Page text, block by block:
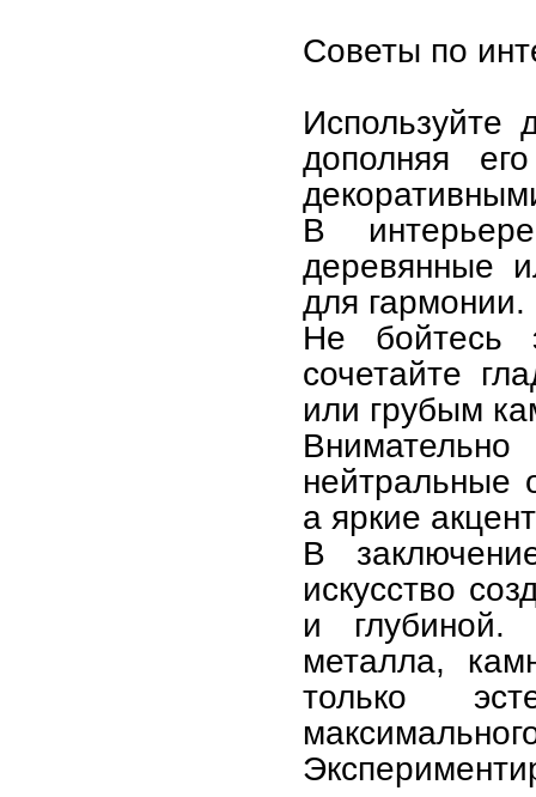
Советы по
Используйте
дополняя
В
деревянные
для гармонии.
Не бойтесь
сочетайте
или грубым
нейтральные
а яркие
В
искусство
и глубиной.
металла,
только